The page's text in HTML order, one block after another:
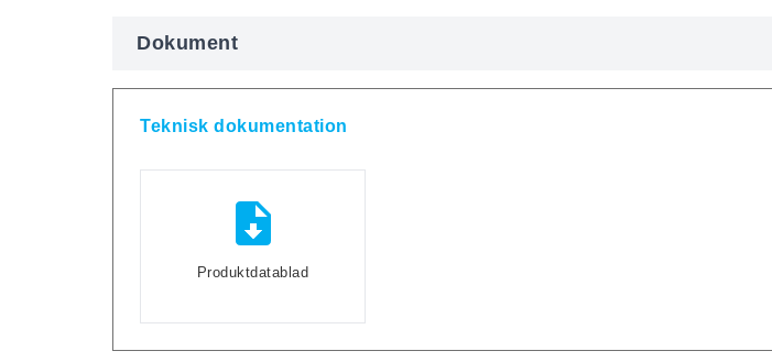
Dokument
Teknisk dokumentation
Produktdatablad